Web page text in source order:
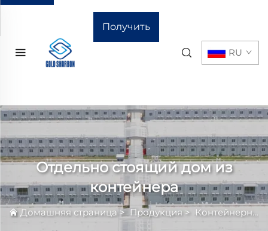
Получить
RU
Отдельно стоящий дом из
контейнера
Домашняя страница>Продукция> Контейнерный Дом